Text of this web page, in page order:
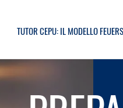
TUTOR CEPU: IL MODELLO